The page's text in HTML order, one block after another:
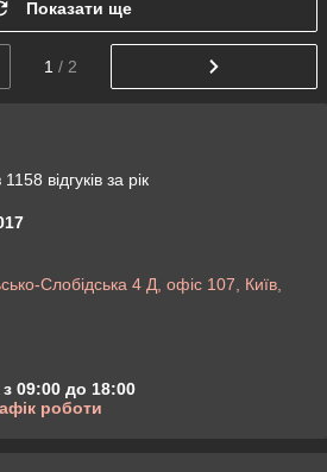
Показати ще
1 / 2
відгуків за рік
Слобідська 4 Д, офіс 107, Київ,
09:00 до 18:00
роботи